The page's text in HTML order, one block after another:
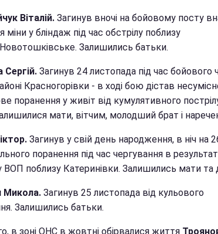
Віталій. Загинув вночі на бойовому посту
міни у бліндаж під час обстрілу поблизу
Залишились батьки.
Сергій. Загинув 24 листопада під час бойового
Красногорівки - в ході бою дістав
поранення у живіт від кумулятивного
мати, вітчим, молодший брат і
Загинув у свій день народження, в ніч на
поранення під час чергування в
ВОП поблизу Катеринівки. Залишились мати та
Микола. Загинув 25 листопада від кульового
Залишились батьки.
в зоні ОНС в жовтні обірвалися життя